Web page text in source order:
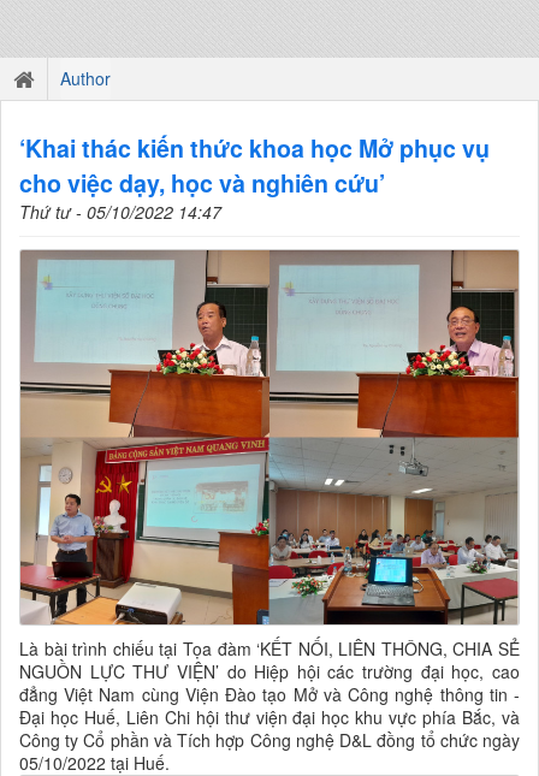
Author
‘Khai thác kiến thức khoa học Mở phục vụ
cho việc dạy, học và nghiên cứu’
Thứ tư - 05/10/2022 14:47
Là bài trình chiếu tại Tọa đàm ‘KẾT NỐI, LIÊN THÔNG, CHIA SẺ
NGUỒN LỰC THƯ VIỆN’ do Hiệp hội các trường đại học, cao
đẳng Việt Nam cùng Viện Đào tạo Mở và Công nghệ thông tin -
Đại học Huế, Liên Chi hội thư viện đại học khu vực phía Bắc, và
Công ty Cổ phần và Tích hợp Công nghệ D&L đồng tổ chức ngày
05/10/2022 tại Huế.